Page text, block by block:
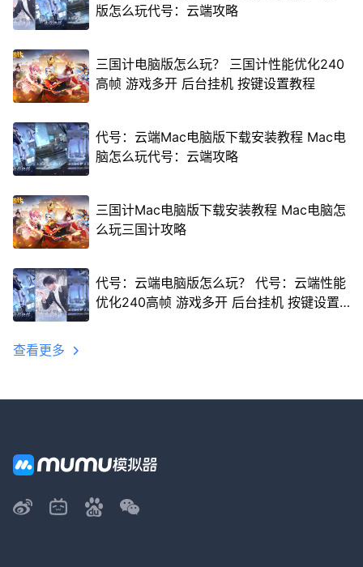
版怎么玩代号：云端攻略
三国计电脑版怎么玩？ 三国计性能优化240
高帧 游戏多开 后台挂机 按键设置教程
代号：云端Mac电脑版下载安装教程 Mac电
脑怎么玩代号：云端攻略
三国计Mac电脑版下载安装教程 Mac电脑怎
么玩三国计攻略
代号：云端电脑版怎么玩？ 代号：云端性能
优化240高帧 游戏多开 后台挂机 按键设置
查看更多